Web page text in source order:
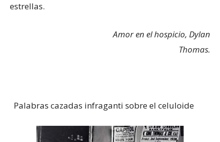
estrellas.
Amor en el hospicio, Dylan
Thomas.
Palabras cazadas infraganti sobre el celuloide